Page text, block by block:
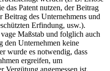
das Patent nutzen, der Beitrag
Beitrag des Unternehmens und
Erfindung, usw.).
Maßstab und folglich auch
den Unternehmen keine
wurde es notwendig, dass
ergreifen, um
Vergütung angemessen ist.